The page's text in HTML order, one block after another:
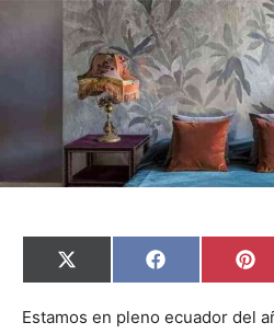
C
o
p
X
(
w
C
o
p
F
a
e
C
o
p
P
i
t
Estamos en pleno ecuador del